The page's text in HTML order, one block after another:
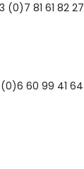
(0)7 81 61 82 27
(0)6 60 99 41 64